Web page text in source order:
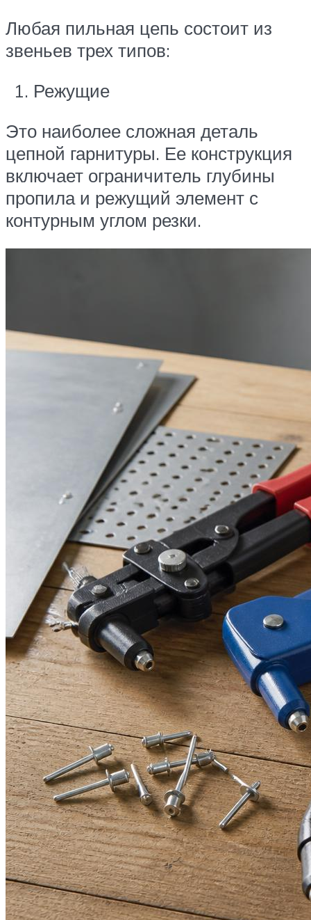
Любая пильная цепь состоит из
звеньев трех типов:
Режущие
Это наиболее сложная деталь
цепной гарнитуры. Ее конструкция
включает ограничитель глубины
пропила и режущий элемент с
контурным углом резки.